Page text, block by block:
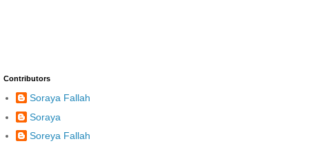
Contributors
Soraya Fallah
Soraya
Soreya Fallah